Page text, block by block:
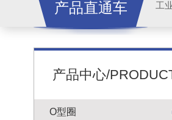
产品直通车 工
产品中心/
O型圈